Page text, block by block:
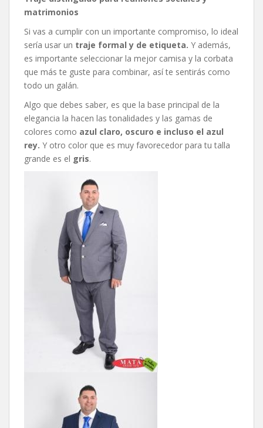
matrimonios
Si vas a cumplir con un importante compromiso, lo ideal
sería usar un traje formal y de etiqueta. Y además,
es importante seleccionar la mejor camisa y la corbata
que más te guste para combinar, así te sentirás como
todo un galán.
Algo que debes saber, es que la base principal de la
elegancia la hacen las tonalidades y las gamas de
colores como azul claro, oscuro e incluso el azul
rey. Y otro color que es muy favorecedor para tu talla
grande es el gris.